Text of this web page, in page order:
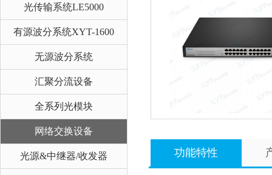
光传输系统LE5000
有源波分系统XYT-1600
无源波分系统
汇聚分流设备
全系列光模块
网络交换设备
光源&中继器/收发器 功能特性